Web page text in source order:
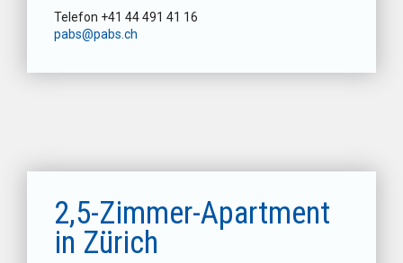
Telefon +41 44 491 41 16
pabs@pabs.ch
2,5-Zimmer-Apartment
in Zürich